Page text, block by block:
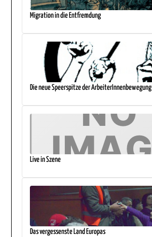
Migration in die Entfremdung
Die neue Speerspitze der ArbeiterInnenbewegung
Live in Szene
Das vergessenste Land Europas